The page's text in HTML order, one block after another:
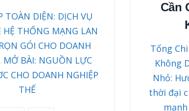
TOÀN DIỆN: DỊCH VỤ
HỆ THỐNG MẠNG LAN
GÓI CHO DOANH
MỞ BÀI: NGUỒN LỰC
CHO DOANH NGHIỆP
THẾ
Cần
Tổng
Không
Nhỏ:
thời đại